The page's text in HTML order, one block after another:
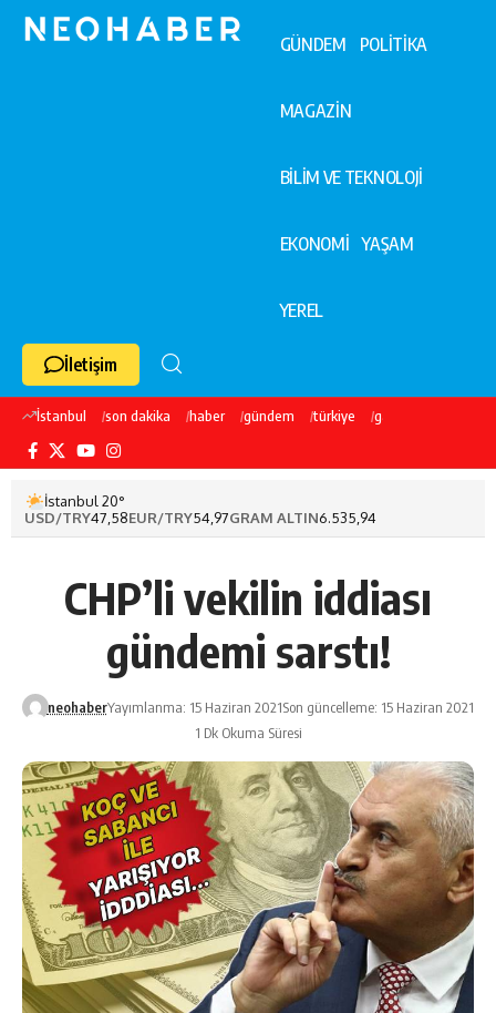
GÜNDEM POLİTİKA
MAGAZİN
BİLİM VE TEKNOLOJİ
EKONOMİ YAŞAM
YEREL
İletişim
İstanbul son dakika haber gündem türkiye galatasaray
İstanbul 20°
USD/TRY47,58EUR/TRY54,97GRAM ALTIN6.535,94
CHP’li vekilin iddiası
gündemi sarstı!
neohaberYayımlanma: 15 Haziran 2021Son güncelleme: 15 Haziran 2021
1 Dk Okuma Süresi